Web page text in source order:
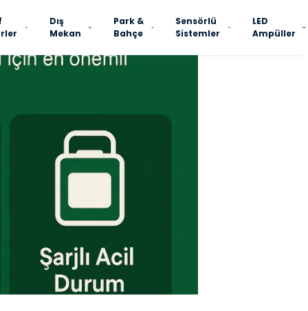
Dış
Mekan
Park &
Bahçe
Sensörlü
Sistemler
LED
Ampüller